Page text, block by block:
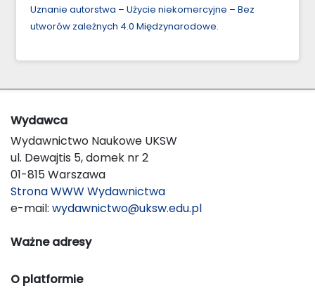
Uznanie autorstwa – Użycie niekomercyjne – Bez
utworów zależnych 4.0 Międzynarodowe.
Wydawca
Wydawnictwo Naukowe UKSW
ul. Dewajtis 5, domek nr 2
01-815 Warszawa
Strona WWW Wydawnictwa
e-mail: wydawnictwo@uksw.edu.pl
Ważne adresy
O platformie